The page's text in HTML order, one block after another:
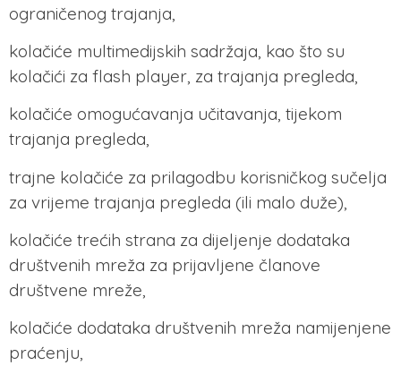
ograničenog trajanja,
kolačiće multimedijskih sadržaja, kao što su
kolačići za flash player, za trajanja pregleda,
kolačiće omogućavanja učitavanja, tijekom
trajanja pregleda,
trajne kolačiće za prilagodbu korisničkog sučelja
za vrijeme trajanja pregleda (ili malo duže),
kolačiće trećih strana za dijeljenje dodataka
društvenih mreža za prijavljene članove
društvene mreže,
kolačiće dodataka društvenih mreža namijenjene
praćenju,